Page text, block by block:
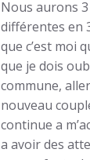
Nous aurons
différentes en
que c’est moi
que je dois
commune,
nouveau
continue a
a avoir des